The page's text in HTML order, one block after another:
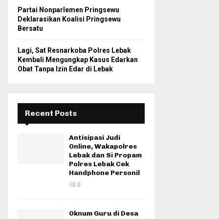
Partai Nonparlemen Pringsewu
Deklarasikan Koalisi Pringsewu
Bersatu
Lagi, Sat Resnarkoba Polres Lebak
Kembali Mengungkap Kasus Edarkan
Obat Tanpa Izin Edar di Lebak
Recent Posts
Antisipasi Judi
Online, Wakapolres
Lebak dan Si Propam
Polres Lebak Cek
Handphone Personil
0
Oknum Guru di Desa